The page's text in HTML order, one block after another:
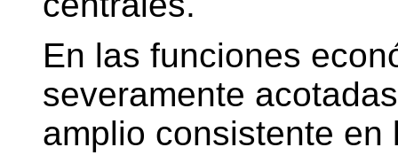
En las funciones
severamente
amplio consistente